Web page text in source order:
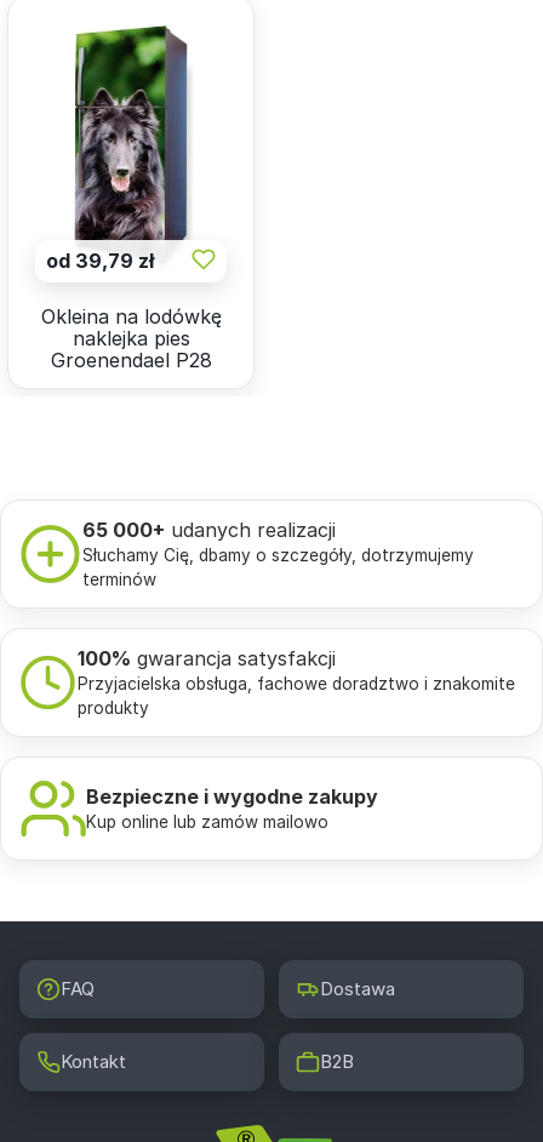
od 39,79 zł
Okleina na lodówkę
naklejka pies
Groenendael P28
65 000+ udanych realizacji
Słuchamy Cię, dbamy o szczegóły, dotrzymujemy
terminów
100% gwarancja satysfakcji
Przyjacielska obsługa, fachowe doradztwo i znakomite
produkty
Bezpieczne i wygodne zakupy
Kup online lub zamów mailowo
FAQ Dostawa
Kontakt B2B